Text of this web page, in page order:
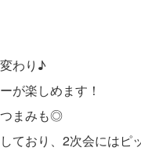
わり♪
が楽しめます！
つまみも◎
ており、2次会にはピ